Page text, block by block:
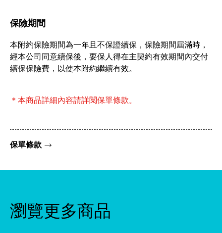
保險期間
本附約保險期間為一年且不保證續保，保險期間屆滿時，
經本公司同意續保後，要保人得在主契約有效期間內交付
續保保險費，以使本附約繼續有效。
＊本商品詳細內容請詳閱保單條款。
保單條款
瀏覽更多商品